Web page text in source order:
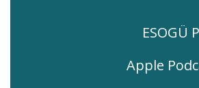
ESOGÜ
Apple